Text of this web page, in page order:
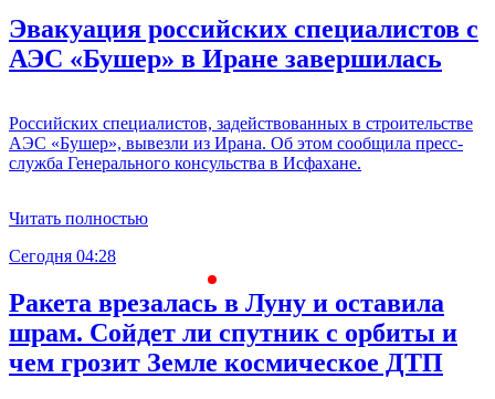
Эвакуация российских специалистов с
АЭС «Бушер» в Иране завершилась
Российских специалистов, задействованных в строительстве
АЭС «Бушер», вывезли из Ирана. Об этом сообщила пресс-
служба Генерального консульства в Исфахане.
Читать полностью
Сегодня 04:28
Ракета врезалась в Луну и оставила
шрам. Сойдет ли спутник с орбиты и
чем грозит Земле космическое ДТП